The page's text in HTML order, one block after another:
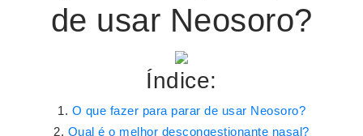
de usar Neosoro?
Índice:
O que fazer para parar de usar Neosoro?
Qual é o melhor descongestionante nasal?